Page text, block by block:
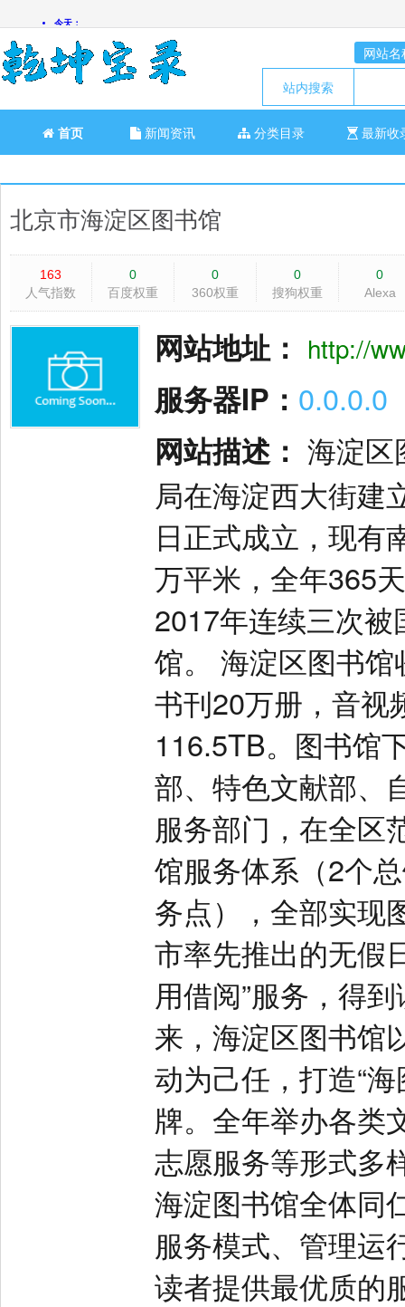
网站名
站内搜索
首页 新闻资讯 分类目录 最新收
北京市海淀区图书馆
163
人气指数
0
百度权重
0
360权重
0
搜狗权重
0
Alexa
网站地址： http://
服务器IP： 0.0.0.0
网站描述： 海淀区
局在海淀西大街建
日正式成立，现有
万平米，全年365
2017年连续三次
馆。 海淀区图书
书刊20万册，音视
116.5TB。图书馆
部、特色文献部、
服务部门，在全区
馆服务体系（2个
务点），全部实现
市率先推出的无假
用借阅”服务，得
来，海淀区图书馆
动为己任，打造“
牌。全年举办各类
志愿服务等形式多
海淀图书馆全体同
服务模式、管理运
读者提供最优质的